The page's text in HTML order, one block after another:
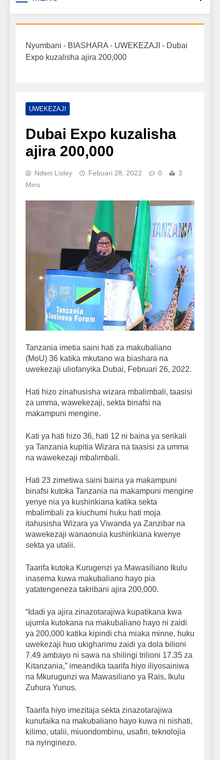
Tanzania
kilimo, mitindo, na burudani kwa Kiswahili,
mafanikio yako.
Nyumbani - BIASHARA - UWEKEZAJI - Dubai
Expo kuzalisha ajira 200,000
UWEKEZAJI
Dubai Expo kuzalisha
ajira 200,000
Ndeni Lisley Febuari 28, 2022 0
3
Mins
Tanzania imetia saini hati za makubaliano
(MoU) 36 katika mkutano wa biashara na
uwekezaji uliofanyika Dubai, Februari 26, 2022.
Hati hizo zinahusisha wizara mbalimbali, taasisi
za umma, wawekezaji, sekta binafsi na
makampuni mengine.
Kati ya hati hizo 36, hati 12 ni baina ya serikali
ya Tanzania kupitia Wizara na taasisi za umma
na wawekezaji mbalimbali.
Hati 23 zimetiwa saini baina ya makampuni
binafsi kutoka Tanzania na makampuni mengine
yenye nia ya kushirikiana katika sekta
mbalimbali za kiuchumi huku hati moja
itahusisha Wizara ya Viwanda ya Zanzibar na
wawekezaji wanaonuia kushirikiana kwenye
sekta ya utalii.
Taarifa kutoka Kurugenzi ya Mawasiliano Ikulu
inasema kuwa makubaliano hayo pia
yatatengeneza takribani ajira 200,000.
“Idadi ya ajira zinazotarajiwa kupatikana kwa
ujumla kutokana na makubaliano hayo ni zaidi
ya 200,000 katika kipindi cha miaka minne, huku
uwekezaji huo ukigharimu zaidi ya dola bilioni
7.49 ambayo ni sawa na shilingi trilioni 17.35 za
Kitanzania,” imeandika taarifa hiyo iliyosainiwa
na Mkurugunzi wa Mawasiliano ya Rais, Ikulu
Zuhura Yunus.
Taarifa hiyo imezitaja sekta zinazotarajiwa
kunufaika na makubaliano hayo kuwa ni nishati,
kilimo, utalii, miuondombinu, usafiri, teknolojia
na nyinginezo.